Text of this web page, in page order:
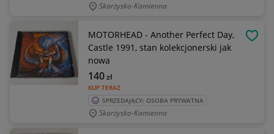
Skarżysko-Kamienna
MOTORHEAD - Another Perfect Day,
Castle 1991, stan kolekcjonerski jak
nowa
KUP TERAZ
140zł
SPRZEDAJĄCY: OSOBA PRYWATNA
Skarżysko-Kamienna